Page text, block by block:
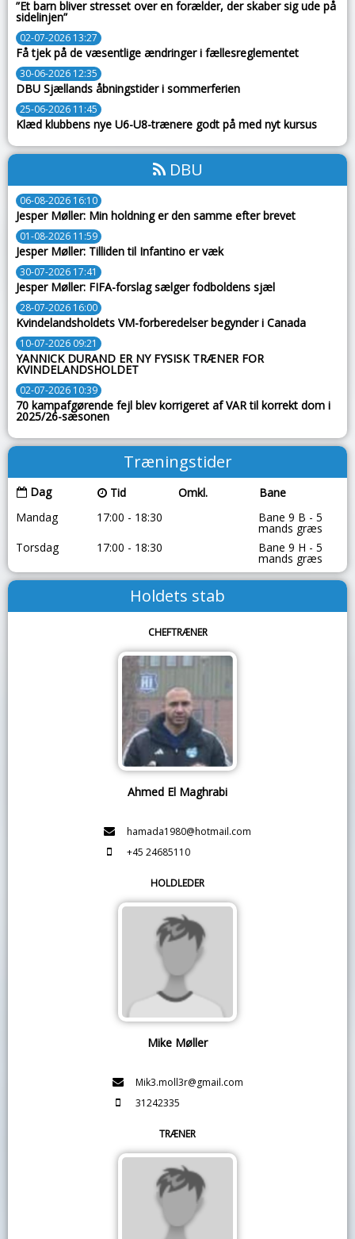
”Et barn bliver stresset over en forælder, der skaber sig ude på
sidelinjen”
02-07-2026 13:27
Få tjek på de væsentlige ændringer i fællesreglementet
30-06-2026 12:35
DBU Sjællands åbningstider i sommerferien
25-06-2026 11:45
Klæd klubbens nye U6-U8-trænere godt på med nyt kursus
DBU
06-08-2026 16:10
Jesper Møller: Min holdning er den samme efter brevet
01-08-2026 11:59
Jesper Møller: Tilliden til Infantino er væk
30-07-2026 17:41
Jesper Møller: FIFA-forslag sælger fodboldens sjæl
28-07-2026 16:00
Kvindelandsholdets VM-forberedelser begynder i Canada
10-07-2026 09:21
YANNICK DURAND ER NY FYSISK TRÆNER FOR
KVINDELANDSHOLDET
02-07-2026 10:39
70 kampafgørende fejl blev korrigeret af VAR til korrekt dom i
2025/26-sæsonen
Træningstider
Dag Tid Omkl.
Bane
Mandag
17:00 - 18:30 Bane 9 B - 5
mands græs
Torsdag
17:00 - 18:30 Bane 9 H - 5
mands græs
Holdets stab
CHEFTRÆNER
Ahmed El Maghrabi
hamada1980@hotmail.com
+45 24685110
HOLDLEDER
Mike Møller
Mik3.moll3r@gmail.com
31242335
TRÆNER